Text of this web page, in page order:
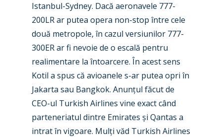
Istanbul-Sydney. Dacă aeronavele 777-
200LR ar putea opera non-stop între cele
două metropole, în cazul versiunilor 777-
300ER ar fi nevoie de o escală pentru
realimentare la întoarcere. În acest sens
Kotil a spus că avioanele s-ar putea opri în
Jakarta sau Bangkok. Anunțul făcut de
CEO-ul Turkish Airlines vine exact când
parteneriatul dintre Emirates și Qantas a
intrat în vigoare. Mulți văd Turkish Airlines
New Routes